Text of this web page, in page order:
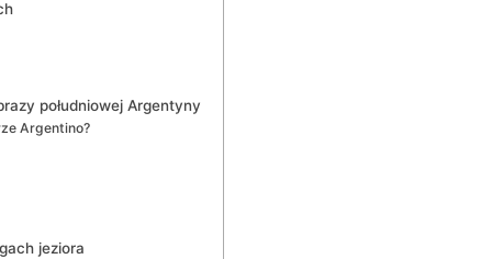
południowej Argentyny
⁣Argentino?
jeziora